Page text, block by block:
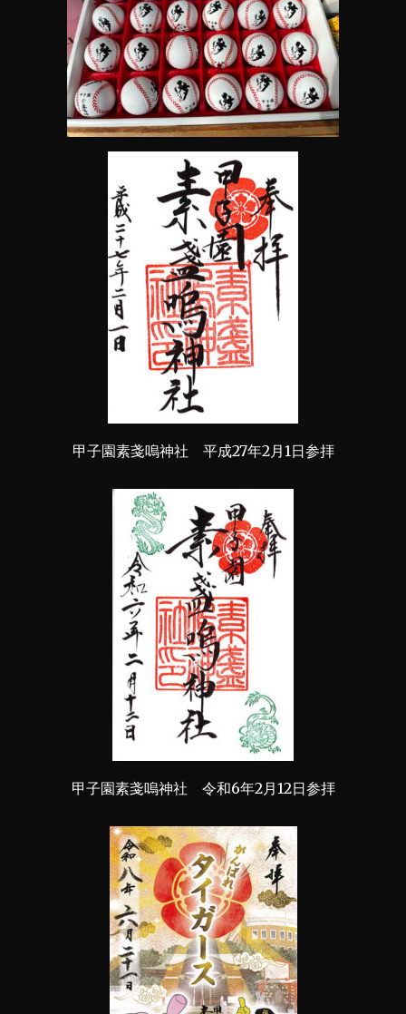
甲子園素戔嗚神社 平成27年2月1日参拝
甲子園素戔嗚神社 令和6年2月12日参拝